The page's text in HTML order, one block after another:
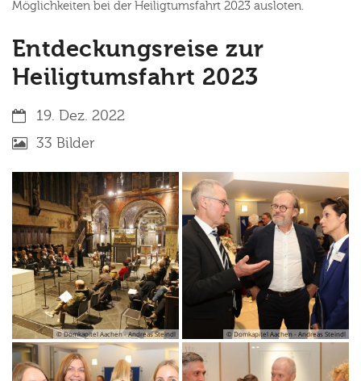
Möglichkeiten bei der Heiligtumsfahrt 2023 ausloten.
Entdeckungsreise zur
Heiligtumsfahrt 2023
Datum:19. Dez. 2022
33 Bilder
© Domkapitel Aachen - Andreas Steindl © Domkapitel Aachen - Andreas Steindl